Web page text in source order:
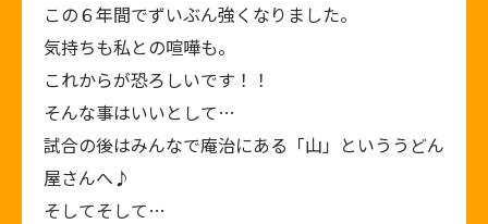
この６年間でずいぶん強くなりました。
気持ちも私との喧嘩も。
これからが恐ろしいです！！
そんな事はいいとして…
試合の後はみんなで庵治にある「山」といううどん
屋さんへ♪
そしてそして…